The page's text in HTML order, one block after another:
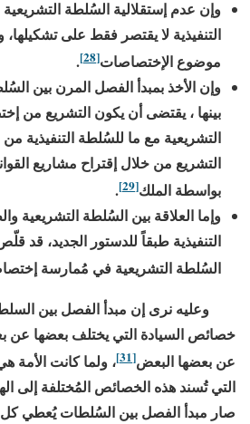
وإن عدم إستقلالية السُلطة
التنفيذية لا يقتصر فقط على تشكيلها،
موضوع الإختصاصات[28]
.
وإن الأخذ بمبدأ الفصل المرن بين
بينها ، يقتضى أن يكون التشريع من
التشريعية مع ما للسُلطة التنفيذية
التشريع من خلال إقتراح مشاريع
بواسطة الملك[29]
.
وإما العلاقة بين السُلطة التشريعية
التنفيذية طبقاً للدستور الجديد، قد
السُلطة التشريعية في مُمارسة
وعليه نرى إن مبدأ الفصل بين
خصائص السيادة التي يختلف بعضها عن
عن بعضها البعض[31]
، ولما كانت الأمة
التي تُسند هذه الخصائص المُختلفة إلى
صار مبدأ الفصل بين السُلطات يُعطي